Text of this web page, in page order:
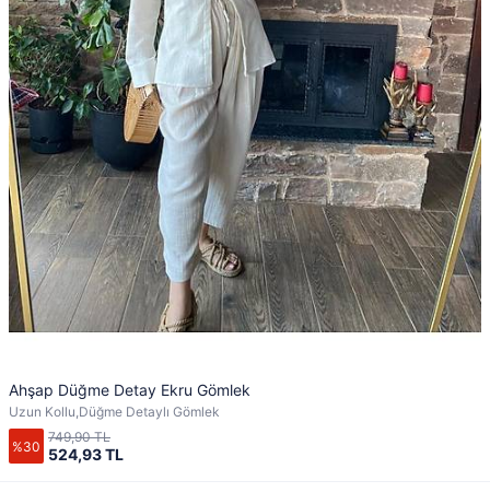
Ahşap Düğme Detay Ekru Gömlek
Uzun Kollu,Düğme Detaylı Gömlek
%30 524,93 TL
749,90 TL